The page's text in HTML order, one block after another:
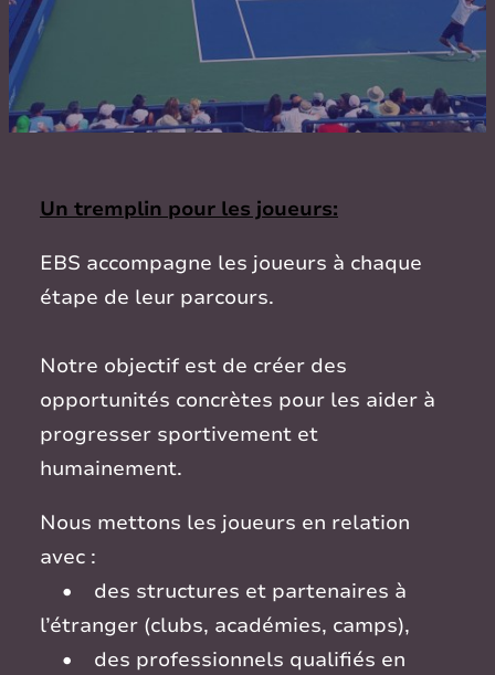
Un tremplin pour les joueurs:
EBS accompagne les joueurs à chaque
étape de leur parcours.
Notre objectif est de créer des
opportunités concrètes pour les aider à
progresser sportivement et
humainement.
Nous mettons les joueurs en relation
avec :
• des structures et partenaires à
l’étranger (clubs, académies, camps),
• des professionnels qualifiés en